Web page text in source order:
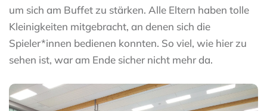
um sich am Buffet zu stärken. Alle Eltern haben tolle
Kleinigkeiten mitgebracht, an denen sich die
Spieler*innen bedienen konnten. So viel, wie hier zu
sehen ist, war am Ende sicher nicht mehr da.